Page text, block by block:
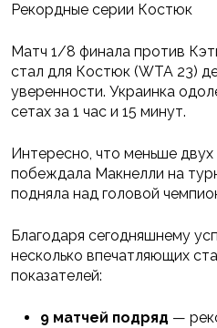
Рекордные серии Костюк
Матч 1/8 финала против
стал для Костюк (WTA 23)
уверенности. Украинка
сетах за 1 час и 15 минут.
Интересно, что меньше
побеждала Макнелли на
подняла над головой
Благодаря сегодняшнему
несколько впечатляющих
показателей:
9 матчей подряд —